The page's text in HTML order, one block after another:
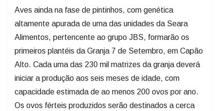
Aves ainda na fase de pintinhos, com genética
altamente apurada de uma das unidades da Seara
Alimentos, pertencente ao grupo JBS, formarão os
primeiros plantéis da Granja 7 de Setembro, em Capão
Alto. Cada uma das 230 mil matrizes da granja deverá
iniciar a produção aos seis meses de idade, com
capacidade estimada de ao menos 200 ovos por ano.
Os ovos férteis produzidos serão destinados a cerca